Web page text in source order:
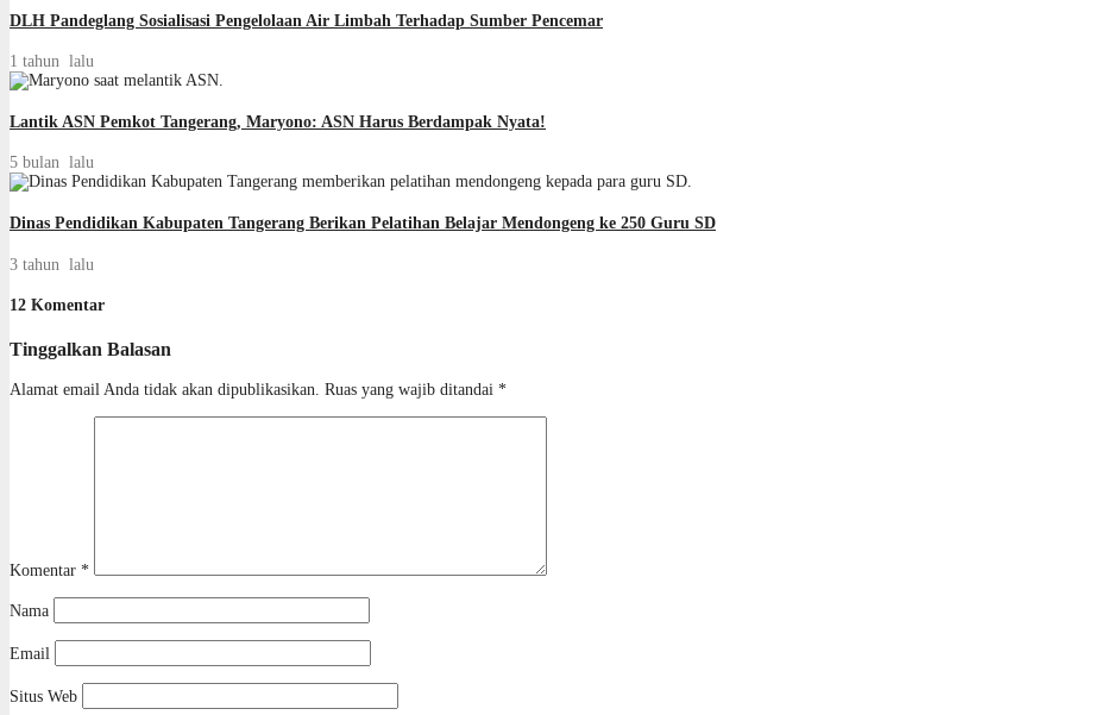
DLH Pandeglang Sosialisasi Pengelolaan Air Limbah Terhadap Sumber Pencemar
1 tahun lalu
Lantik ASN Pemkot Tangerang, Maryono: ASN Harus Berdampak Nyata!
5 bulan lalu
Dinas Pendidikan Kabupaten Tangerang Berikan Pelatihan Belajar Mendongeng ke 250 Guru SD
3 tahun lalu
12 Komentar
Tinggalkan Balasan
Alamat email Anda tidak akan dipublikasikan. Ruas yang wajib ditandai *
Komentar *
Nama
Email
Situs Web